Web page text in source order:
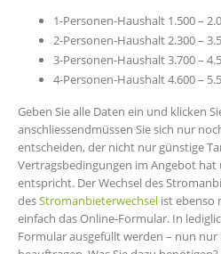
1-Personen-Haushalt 1.500 –
2-Personen-Haushalt 2.300 –
3-Personen-Haushalt 3.700 –
4-Personen-Haushalt 4.600 –
Geben Sie alle Daten ein und klicken
anschliessendmüssen Sie sich nur
entscheiden, der nicht nur günstige
Vertragsbedingungen im Angebot
entspricht. Der Wechsel des
desStromanbieterwechsel ist ebenso
einfach das Online-Formular. In
Formular ausgefüllt werden – nun